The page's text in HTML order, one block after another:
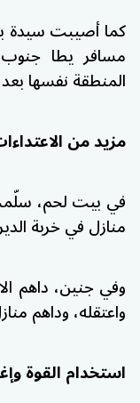
كما أصيبت سيدة
مسافر يطا جنوب
المنطقة نفسها
مزيد من
في بيت لحم،
منازل في خربة
وفي جنين، داهم
واعتقله، وداهم
استخدام القوة